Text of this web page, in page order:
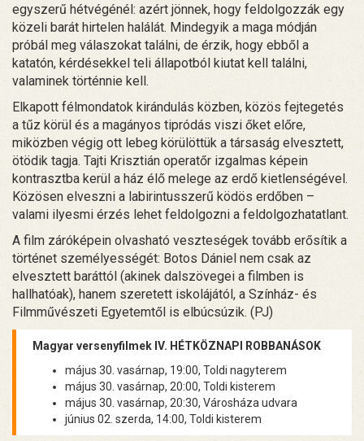
egyszerű hétvégénél: azért jönnek, hogy feldolgozzák egy
közeli barát hirtelen halálát. Mindegyik a maga módján
próbál meg válaszokat találni, de érzik, hogy ebből a
katatón, kérdésekkel teli állapotból kiutat kell találni,
valaminek történnie kell.
Elkapott félmondatok kirándulás közben, közös fejtegetés
a tűz körül és a magányos tipródás viszi őket előre,
miközben végig ott lebeg körülöttük a társaság elvesztett,
ötödik tagja. Tajti Krisztián operatőr izgalmas képein
kontrasztba kerül a ház élő melege az erdő kietlenségével.
Közösen elveszni a labirintusszerű ködös erdőben –
valami ilyesmi érzés lehet feldolgozni a feldolgozhatatlant.
A film záróképein olvasható veszteségek tovább erősítik a
történet személyességét: Botos Dániel nem csak az
elvesztett baráttól (akinek dalszövegei a filmben is
hallhatóak), hanem szeretett iskolájától, a Színház- és
Filmművészeti Egyetemtől is elbúcsúzik. (PJ)
Magyar versenyfilmek IV. HÉTKÖZNAPI ROBBANÁSOK
május 30. vasárnap, 19:00, Toldi nagyterem
május 30. vasárnap, 20:00, Toldi kisterem
május 30. vasárnap, 20:30, Városháza udvara
június 02. szerda, 14:00, Toldi kisterem